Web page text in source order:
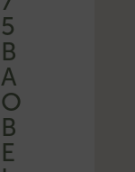
5
B
A
O
B
E